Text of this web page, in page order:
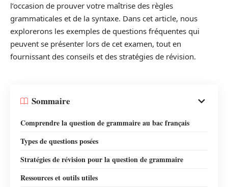
l’occasion de prouver votre maîtrise des règles
grammaticales et de la syntaxe. Dans cet article, nous
explorerons les exemples de questions fréquentes qui
peuvent se présenter lors de cet examen, tout en
fournissant des conseils et des stratégies de révision.
Sommaire
Comprendre la question de grammaire au bac français
Types de questions posées
Stratégies de révision pour la question de grammaire
Ressources et outils utiles